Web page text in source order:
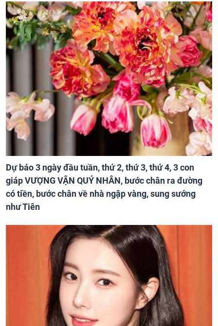
Dự báo 3 ngày đầu tuần, thứ 2, thứ 3, thứ 4, 3 con
giáp VƯỢNG VẬN QUÝ NHÂN, bước chân ra đường
có tiền, bước chân về nhà ngập vàng, sung sướng
như Tiên